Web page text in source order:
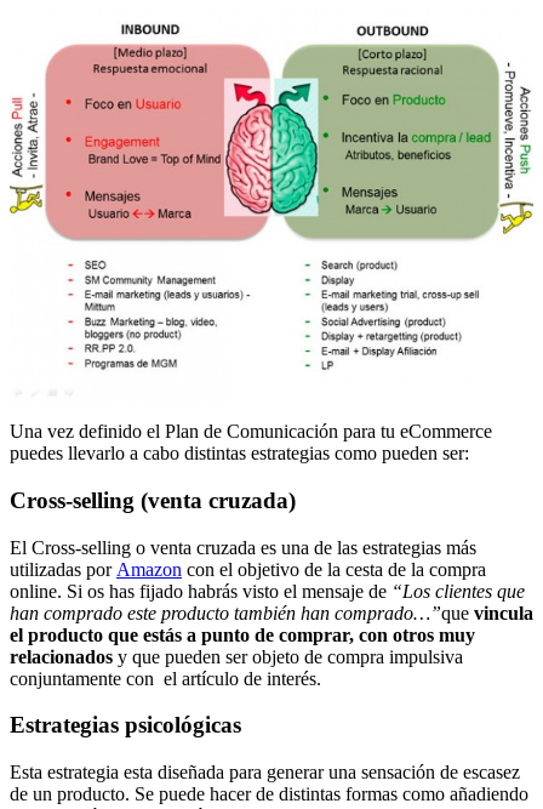
Una vez definido el Plan de Comunicación para tu eCommerce
puedes llevarlo a cabo distintas estrategias como pueden ser:
Cross-selling (venta cruzada)
El Cross-selling o venta cruzada es una de las estrategias más
utilizadas por Amazon con el objetivo de la cesta de la compra
online. Si os has fijado habrás visto el mensaje de “Los clientes que
han comprado este producto también han comprado…”que vincula
el producto que estás a punto de comprar, con otros muy
relacionados y que pueden ser objeto de compra impulsiva
conjuntamente con el artículo de interés.
Estrategias psicológicas
Esta estrategia esta diseñada para generar una sensación de escasez
de un producto. Se puede hacer de distintas formas como añadiendo